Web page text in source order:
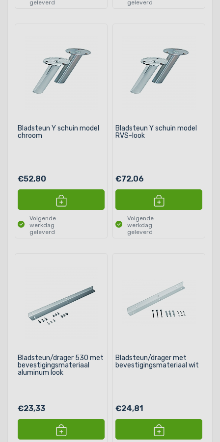
geleverd geleverd
Bladsteun Y schuin model
chroom
€52,80
Volgende
werkdag
geleverd
Bladsteun Y schuin model
RVS-look
€72,06
Volgende
werkdag
geleverd
Bladsteun/drager 530 met
bevestigingsmateriaal
aluminum look
€23,33
Bladsteun/drager met
bevestigingsmateriaal wit
€24,81